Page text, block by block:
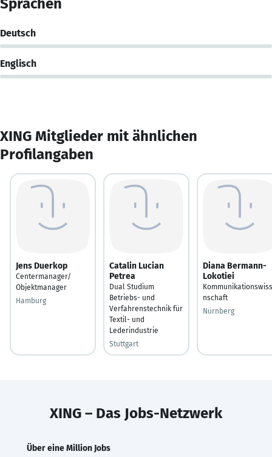
Deutsch
Englisch
XING Mitglieder mit ähnlichen
Profilangaben
Jens Duerkop
Centermanager/
Objektmanager
Hamburg
Catalin Lucian
Petrea
Dual Studium
Betriebs- und
Verfahrenstechnik für
Textil- und
Lederindustrie
Stuttgart
Diana Bermann-
Lokotiei
nschaft
Nürnberg
XING – Das Jobs-Netzwerk
Über eine Million Jobs